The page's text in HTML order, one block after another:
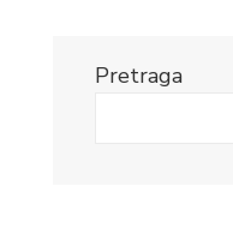
Pretraga